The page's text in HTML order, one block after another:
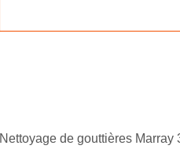
Nettoyage de gouttières Marray